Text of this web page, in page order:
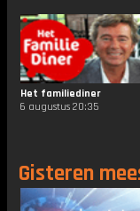
Het familiediner
6 augustus 20:35
Gisteren